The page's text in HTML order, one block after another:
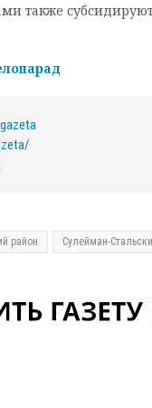
также
район Сулейман-